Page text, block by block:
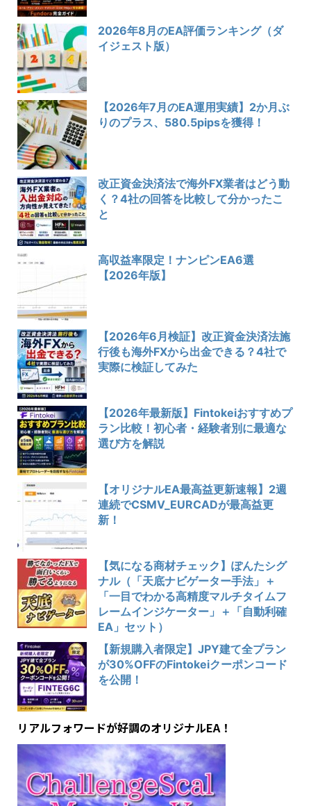
2026年8月のEA評価ランキング（ダ
イジェスト版）
【2026年7月のEA運用実績】2か月ぶ
りのプラス、580.5pipsを獲得！
改正資金決済法で海外FX業者はどう動
く？4社の回答を比較して分かったこ
と
高収益率限定！ナンピンEA6選
【2026年版】
【2026年6月検証】改正資金決済法施
行後も海外FXから出金できる？4社で
実際に検証してみた
【2026年最新版】Fintokeiおすすめプ
ラン比較！初心者・経験者別に最適な
選び方を解説
【オリジナルEA最高益更新速報】2週
連続でCSMV_EURCADが最高益更
新！
【気になる商材チェック】ぽんたシグ
ナル（「天底ナビゲーター手法」＋
「一目でわかる高精度マルチタイムフ
レームインジケーター」＋「自動利確
EA」セット）
【新規購入者限定】JPY建て全プラン
が30%OFFのFintokeiクーポンコード
を公開！
リアルフォワードが好調のオリジナルEA！